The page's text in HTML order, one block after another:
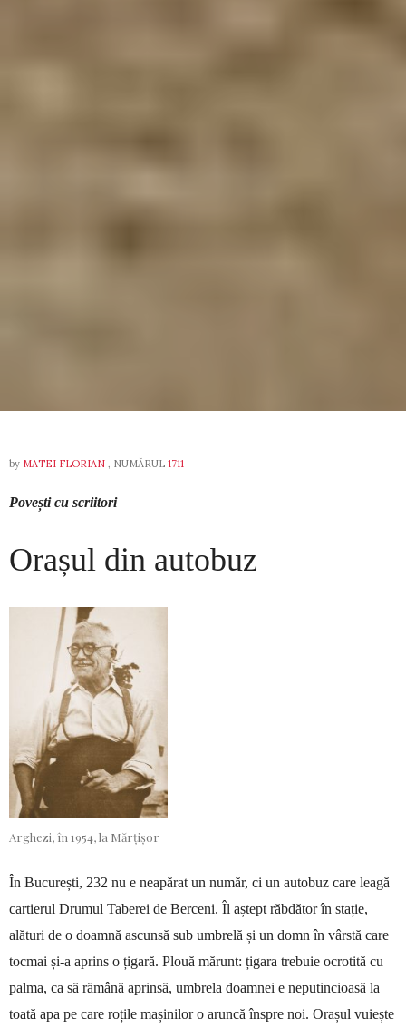
by MATEI FLORIAN , NUMĂRUL 1711
Povești cu scriitori
Orașul din autobuz
Arghezi, în 1954, la Mărțișor
În București, 232 nu e neapărat un număr, ci un autobuz care leagă
cartierul Drumul Taberei de Ber­ceni. Îl aștept răbdător în stație,
alături de o doamnă ascunsă sub umbrelă și un domn în vârstă care
tocmai și-a aprins o țigară. Plouă mă­runt: țigara trebuie ocrotită cu
palma, ca să rămână aprinsă, umbrela doamnei e nepu­tin­cioasă la
toată apa pe care roțile ma­și­nilor o aruncă înspre noi. Ora­șul vuiește